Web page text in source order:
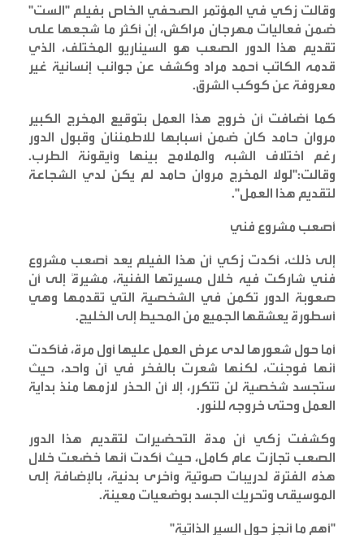
وقالت زكي في المؤتمر الصحفي الخاص بفيلم "الست"
ضمن فعاليات مهرجان مراكش، إن أكثر ما شجعها على
تقديم هذا الدور الصعب هو السيناريو المختلف، الذي
قدمه الكاتب أحمد مراد وكشف عن جوانب إنسانية غير
معروفة عن كوكب الشرق.
كما أضافت أن خروج هذا العمل بتوقيع المخرج الكبير
مروان حامد كان ضمن أسبابها للاطمئنان وقبول الدور
رغم اختلاف الشبه والملامح بينها وأيقونة الطرب.
وقالت:"لولا المخرج مروان حامد لم يكن لدي الشجاعة
لتقديم هذا العمل".
أصعب مشروع فني
إلى ذلك، أكدت زكي أن هذا الفيلم يعد أصعب مشروع
فني شاركت فيه خلال مسيرتها الفنية، مشيرةً إلى أن
صعوبة الدور تكمن في الشخصية التي تقدمها وهي
أسطورة يعشقها الجميع من المحيط إلى الخليج.
أما حول شعورها لدى عرض العمل عليها أول مرة، فأكدت
أنها فوجئت، لكنها شعرت بالفخر في آن واحد، حيث
ستجسد شخصية لن تتكرر، إلا أن الحذر لازمها منذ بداية
العمل وحتى خروجه للنور.
وكشفت زكي أن مدة التحضيرات لتقديم هذا الدور
الصعب تجازت عام كامل، حيث أكدت أنها خضعت خلال
هذه الفترة لدريبات صوتية وأخرى بدنية، بالإضافة إلى
الموسيقى وتحريك الجسد بوضعيات معينة.
"أهم ما أنجز حول السير الذاتية"